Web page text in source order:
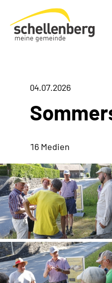
Gemeinde Schellenberg Startseite
04.07.2026
16 Medien